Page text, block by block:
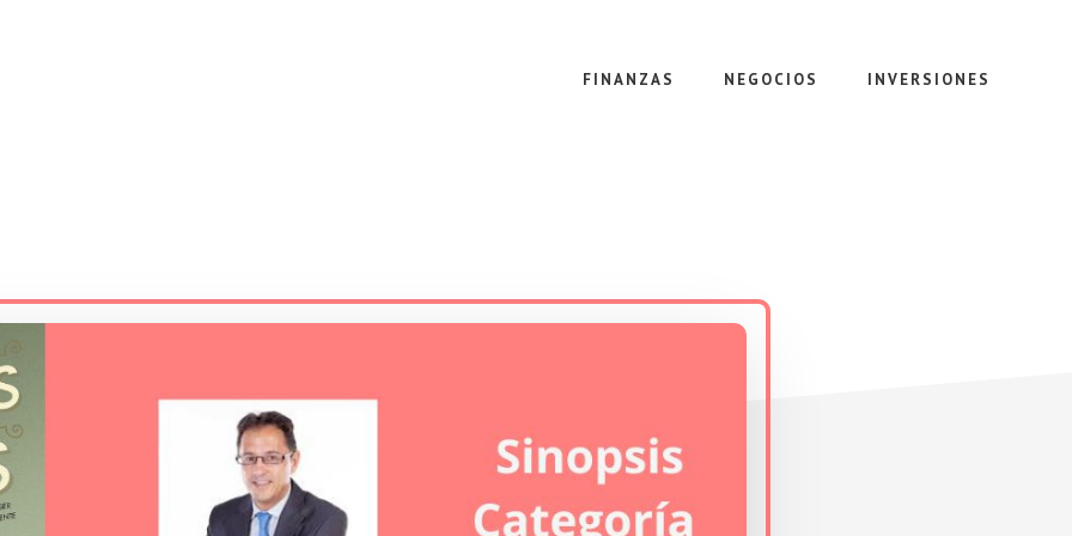
FINANZAS NEGOCIOS INVERSIONES